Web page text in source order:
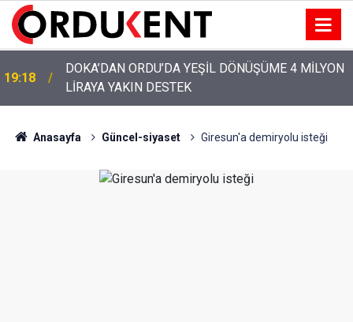
12:46
YENİ PARTİ’NİN ORDU’DAKİ 69 KİŞİLİK KURUCU
KADROSU AÇIKLANDI
Anasayfa Güncel-siyaset Giresun'a demiryolu isteği